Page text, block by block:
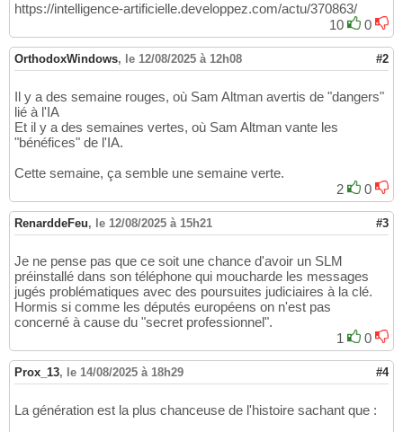
https://intelligence-artificielle.developpez.com/actu/370863/
10
0
OrthodoxWindows, le 12/08/2025 à 12h08 #2
Il y a des semaine rouges, où Sam Altman avertis de "dangers"
lié à l'IA
Et il y a des semaines vertes, où Sam Altman vante les
"bénéfices" de l'IA.
Cette semaine, ça semble une semaine verte.
2
0
RenarddeFeu, le 12/08/2025 à 15h21 #3
Je ne pense pas que ce soit une chance d'avoir un SLM
préinstallé dans son téléphone qui moucharde les messages
jugés problématiques avec des poursuites judiciaires à la clé.
Hormis si comme les députés européens on n'est pas
concerné à cause du "secret professionnel".
1
0
Prox_13, le 14/08/2025 à 18h29 #4
La génération est la plus chanceuse de l'histoire sachant que :